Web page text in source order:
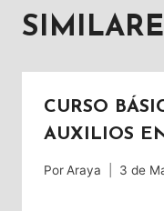
CURSO
AUXILIOS
Por Araya 3 de